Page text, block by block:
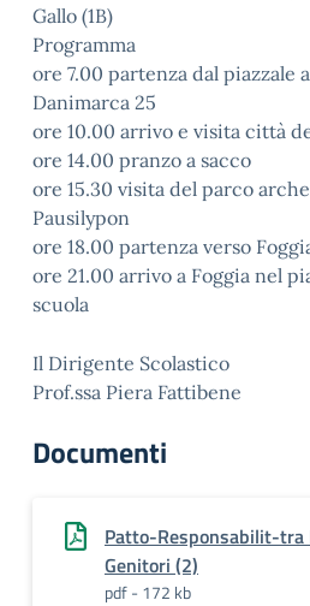
Gallo (1B)
Programma
ore 7.00 partenza dal piazzale
Danimarca 25
ore 10.00 arrivo e visita città
ore 14.00 pranzo a sacco
ore 15.30 visita del parco
Pausilypon
ore 18.00 partenza verso
ore 21.00 arrivo a Foggia nel
scuola
Il Dirigente Scolastico
Prof.ssa Piera Fattibene
Documenti
Patto-Responsabilit-
Genitori (2)
pdf - 172 kb